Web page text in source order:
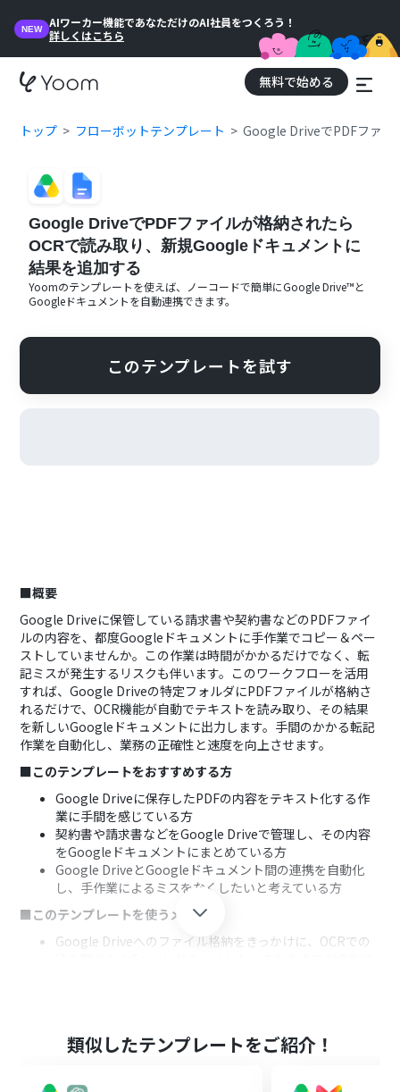
NEW
AIワーカー機能であなただけのAI社員をつくろう！
詳しくはこちら
無料で始める
トップ フローボットテンプレート Google DriveでPDFファイ
Google DriveでPDFファイルが格納されたら
OCRで読み取り、新規Googleドキュメントに
結果を追加する
Yoomのテンプレートを使えば、ノーコードで簡単にGoogle Drive™と
Googleドキュメントを自動連携できます。
このテンプレートを試す
■概要
Google Driveに保管している請求書や契約書などのPDFファイ
ルの内容を、都度Googleドキュメントに手作業でコピー＆ペー
ストしていませんか。この作業は時間がかかるだけでなく、転
記ミスが発生するリスクも伴います。このワークフローを活用
すれば、Google Driveの特定フォルダにPDFファイルが格納さ
れるだけで、OCR機能が自動でテキストを読み取り、その結果
を新しいGoogleドキュメントに出力します。手間のかかる転記
作業を自動化し、業務の正確性と速度を向上させます。
■このテンプレートをおすすめする方
Google Driveに保存したPDFの内容をテキスト化する作
業に手間を感じている方
契約書や請求書などをGoogle Driveで管理し、その内容
をGoogleドキュメントにまとめている方
Google DriveとGoogleドキュメント間の連携を自動化
し、手作業によるミスをなくしたいと考えている方
■このテンプレートを使うメリット
Google Driveへのファイル格納をきっかけに、OCRでの
がります。
類似したテンプレートをご紹介！